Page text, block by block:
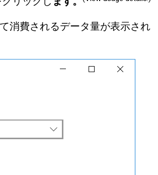
消費されるデータ量が表示され